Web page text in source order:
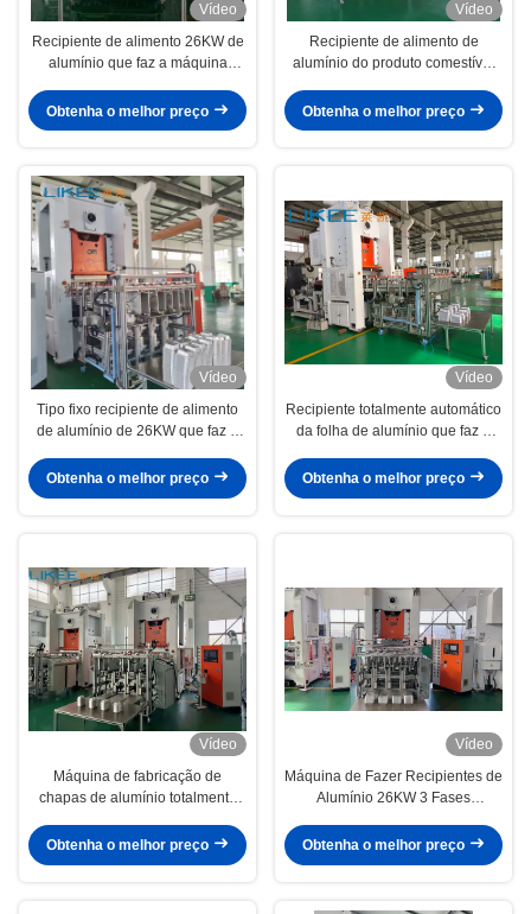
Vídeo
Recipiente de alimento 26KW de
alumínio que faz a máquina
produção alta
Obtenha o melhor preço
Vídeo
Recipiente de alimento de
alumínio do produto comestível
80 toneladas
Obtenha o melhor preço
Vídeo
Tipo fixo recipiente de alimento
de alumínio de 26KW que faz o
Obtenha o melhor preço
Vídeo
Recipiente totalmente automático
da folha de alumínio que faz a
H
Obtenha o melhor preço
Vídeo
Máquina de fabricação de
chapas de alumínio totalmente
12000 pcs/hora
Obtenha o melhor preço
Vídeo
Máquina de Fazer Recipientes de
Alumínio 26KW 3 Fases
Obtenha o melhor preço